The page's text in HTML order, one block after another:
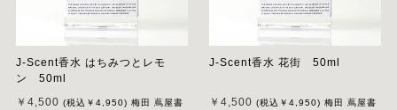
J-Scent香水 はちみつとレモ
ン 50ml
￥4,500 (税込 ￥4,950) 梅田 蔦屋書
J-Scent香水 花街 50ml
￥4,500 (税込 ￥4,950) 梅田 蔦屋書